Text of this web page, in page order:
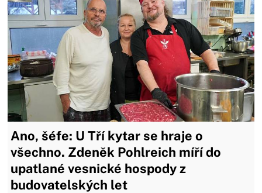
Ano, šéfe: U Tří kytar se hraje o
všechno. Zdeněk Pohlreich míří do
upatlané vesnické hospody z
budovatelských let